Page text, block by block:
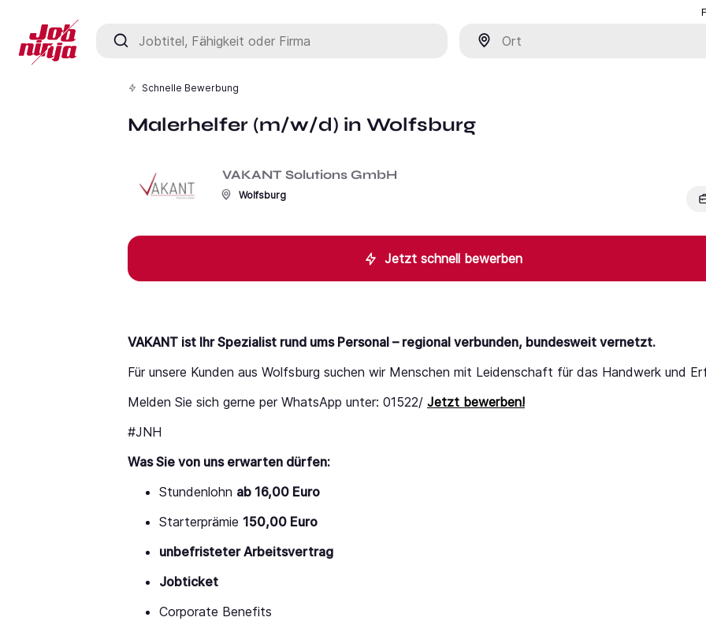
Jobtitel, Fähigkeit oder Firma
Schnelle Bewerbung
Malerhelfer (m/w/d) in Wolfsburg
VAKANT Solutions GmbH
Wolfsburg
Jetzt schnell bewerben
VAKANT ist Ihr Spezialist rund ums Personal – regional verbunden, bundesweit vernetzt.
Für unsere Kunden aus Wolfsburg suchen wir Menschen mit Leidenschaft für das Handwerk und
Melden Sie sich gerne per WhatsApp unter: 01522/ Jetzt bewerben!
#JNH
Was Sie von uns erwarten dürfen:
Stundenlohn ab 16,00 Euro
Starterprämie 150,00 Euro
unbefristeter Arbeitsvertrag
Jobticket
Corporate Benefits